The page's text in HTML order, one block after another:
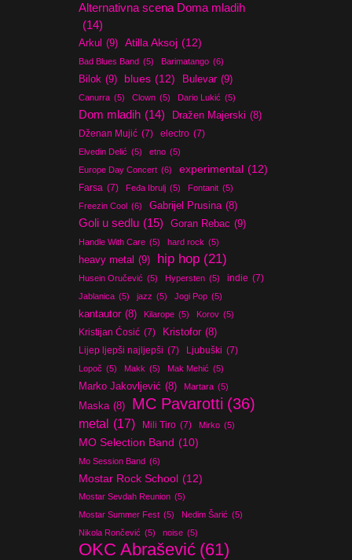
Alternativna scena Doma mladih
(14)
Arkul (9) Atilla Aksoj (12)
Bad Blues Band (5) Barimatango (6)
Bilok (9) blues (12) Bulevar (9)
Canurra (5) Clown (5) Dario Lukić (5)
Dom mladih (14) Dražen Majerski (8)
Dženan Mujić (7) electro (7)
Elvedin Delić (5) etno (5)
Europe Day Concert (6) experimental (12)
Farsa (7) Feđa Ibrulj (5) Fontanit (5)
Freezin Cool (6) Gabrijel Prusina (8)
Goli u sedlu (15) Goran Rebac (9)
Handle With Care (5) hard rock (5)
heavy metal (9) hip hop (21)
Husein Oručević (5) Hypersten (5) indie (7)
Jablanica (5) jazz (5) Jogi Pop (5)
kantautor (8) Kilarope (5) Korov (5)
Kristijan Ćosić (7) Kristofor (8)
Lijep ljepši najljepši (7) Ljubuški (7)
Lopoč (5) Makk (5) Mak Mehić (5)
Marko Jakovljević (8) Martara (5)
Maska (8) MC Pavarotti (36)
metal (17) Mili Tiro (7) Mirko (5)
MO Selection Band (10)
Mo Session Band (6)
Mostar Rock School (12)
Mostar Sevdah Reunion (5)
Mostar Summer Fest (5) Nedim Šarić (5)
Nikola Rončević (5) noise (5)
OKC Abrašević (61)